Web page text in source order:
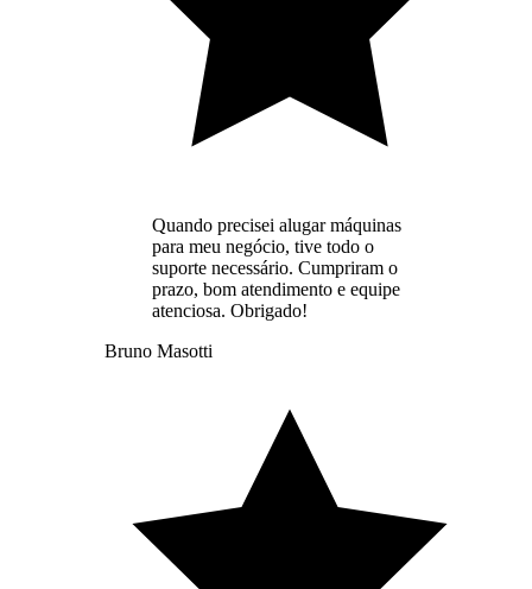
Quando precisei alugar máquinas
para meu negócio, tive todo o
suporte necessário. Cumpriram o
prazo, bom atendimento e equipe
atenciosa. Obrigado!
Bruno Masotti